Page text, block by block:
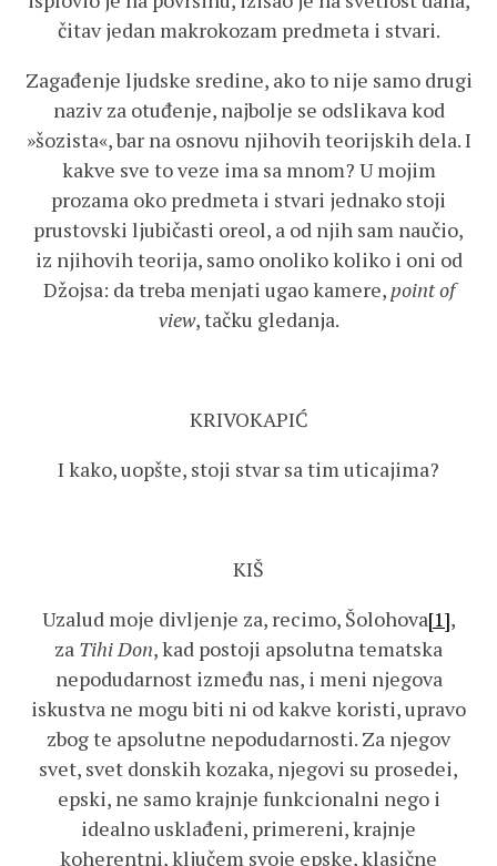
čitav jedan makrokozam predmeta i stvari.
Zagađenje ljudske sredine, ako to nije samo drugi
naziv za otuđenje, najbolje se odslikava kod
»šozista«, bar na osnovu njihovih teorijskih dela. I
kakve sve to veze ima sa mnom? U mojim
prozama oko predmeta i stvari jednako stoji
prustovski ljubičasti oreol, a od njih sam naučio,
iz njihovih teorija, samo onoliko koliko i oni od
Džojsa: da treba menjati ugao kamere, point of
view, tačku gledanja.
KRIVOKAPIĆ
I kako, uopšte, stoji stvar sa tim uticajima?
KIŠ
Uzalud moje divljenje za, recimo, Šolohova[1],
za Tihi Don, kad postoji apsolutna tematska
nepodudarnost između nas, i meni njegova
iskustva ne mogu biti ni od kakve koristi, upravo
zbog te apsolutne nepodudarnosti. Za njegov
svet, svet donskih kozaka, njegovi su prosedei,
epski, ne samo krajnje funkcionalni nego i
idealno usklađeni, primereni, krajnje
koherentni, ključem svoje epske, klasične